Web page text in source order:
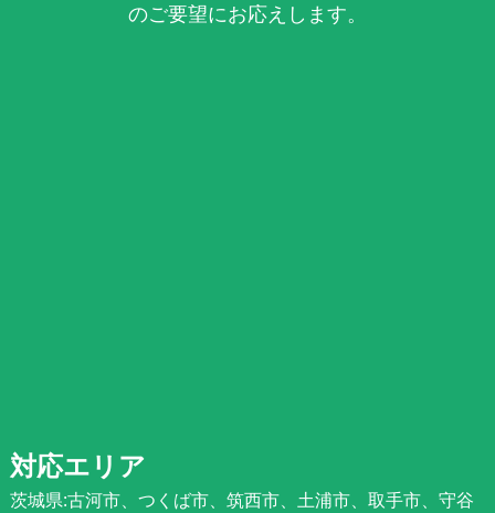
のご要望にお応えします。
対応エリア
茨城県:古河市、つくば市、筑西市、土浦市、取手市、守谷